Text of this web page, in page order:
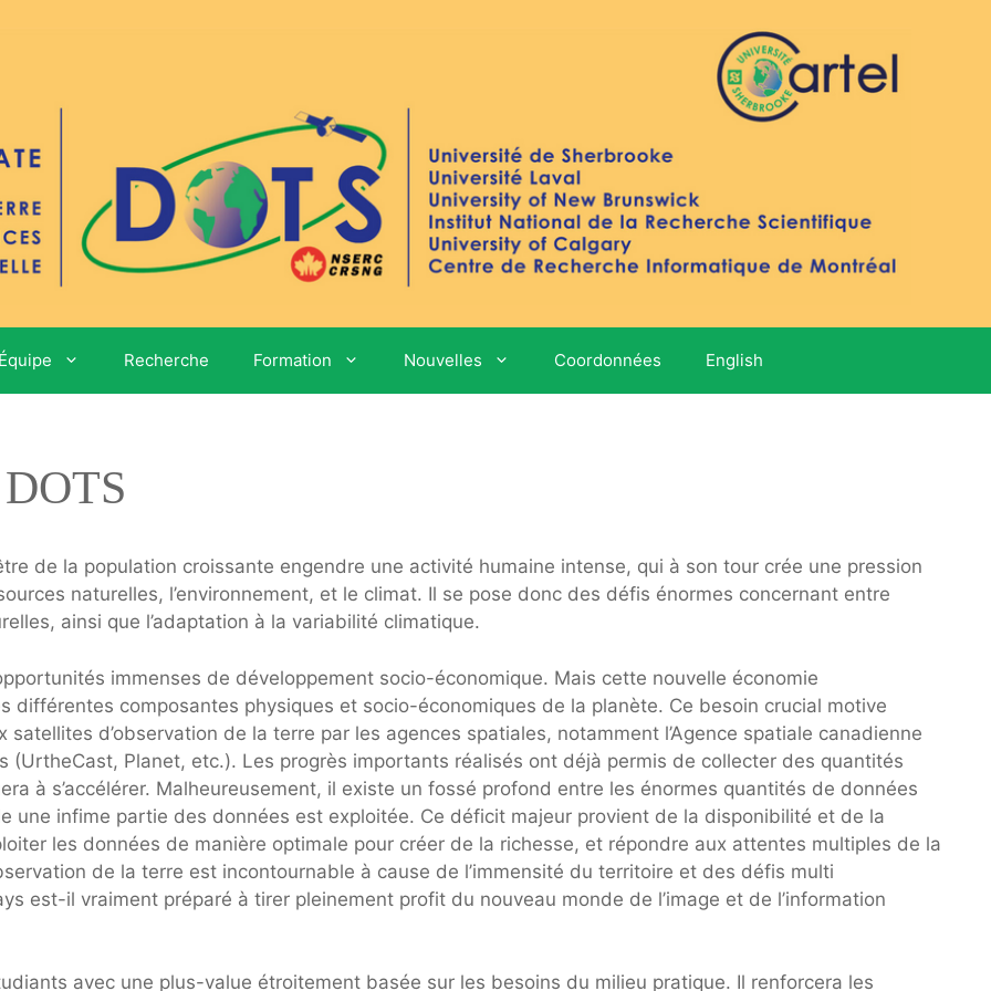
Équipe Recherche Formation Nouvelles Coordonnées English
de la population croissante engendre une activité humaine intense, qui à son tour crée une pression
naturelles, l’environnement, et le climat. Il se pose donc des défis énormes concernant entre
ainsi que l’adaptation à la variabilité climatique.
immenses de développement socio-économique. Mais cette nouvelle économie
différentes composantes physiques et socio-économiques de la planète. Ce besoin crucial motive
d’observation de la terre par les agences spatiales, notamment l’Agence spatiale canadienne
(UrtheCast, Planet, etc.). Les progrès importants réalisés ont déjà permis de collecter des quantités
à s’accélérer. Malheureusement, il existe un fossé profond entre les énormes quantités de données
une infime partie des données est exploitée. Ce déficit majeur provient de la disponibilité et de la
les données de manière optimale pour créer de la richesse, et répondre aux attentes multiples de la
de la terre est incontournable à cause de l’immensité du territoire et des défis multi
est-il vraiment préparé à tirer pleinement profit du nouveau monde de l’image et de l’information
avec une plus-value étroitement basée sur les besoins du milieu pratique. Il renforcera les